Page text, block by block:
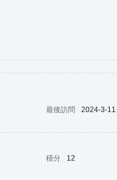
最後訪問
2024-3-
積分
12